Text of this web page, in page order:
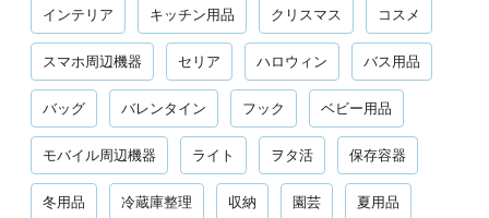
インテリア キッチン用品 クリスマス コスメ
スマホ周辺機器 セリア ハロウィン バス用品
バッグ バレンタイン フック ベビー用品
モバイル周辺機器 ライト ヲタ活 保存容器
冬用品 冷蔵庫整理 収納 園芸 夏用品